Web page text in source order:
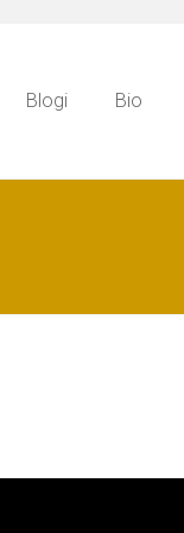
Blogi Bio